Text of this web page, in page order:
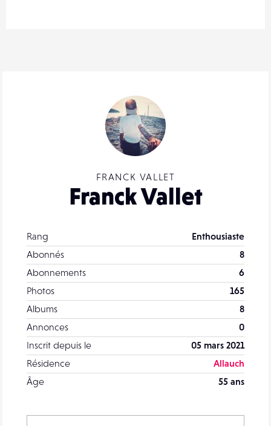
FRANCK VALLET
Franck Vallet
Rang
Enthousiaste
Abonnés
8
Abonnements
6
Photos
165
Albums
8
Annonces
0
Inscrit depuis le
05 mars 2021
Résidence
Allauch
Âge
55 ans